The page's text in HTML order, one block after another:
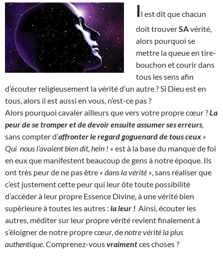
Il est dit que chacun
doit trouverSAvérité,
alors pourquoi se
mettre la queue en tire-
bouchon et courir dans
tous les sens afin
d’écouter religieusement la vérité d’un autre ? Si Dieu est en
tous, alors il est aussi en vous, n’est-ce pas ?
Alors pourquoi cavaler ailleurs que vers votre propre cœur ?La
peur de se tromper et de devoir ensuite assumer ses erreurs
sans compter d’affronter le regard goguenard de tous ceux «
Qui nous l’avaient bien dit, hein ! » est à la base du manque de foi
en eux que manifestent beaucoup de gens à notre époque. Ils
ont très peur de ne pas être « dans la vérité » , sans réaliser que
c’est justement cette peur qui leur ôte toute possibilité
d’accéder à leur propre Essence Divine, à une vérité bien
supérieure à toutes les autres : la leur ! Ainsi, écouter les
autres, méditer sur leur propre vérité revient finalement à
s’éloigner de notre propre cœur, denotre vérité la plus
authentique. Comprenez-vousvraimentces choses ?